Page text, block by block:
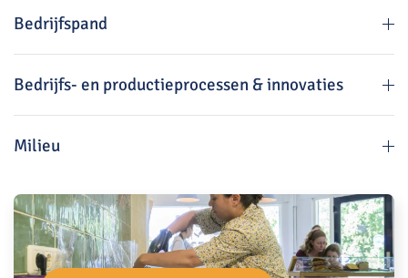
Bedrijfspand
Bedrijfs- en productieprocessen & innovaties
Milieu